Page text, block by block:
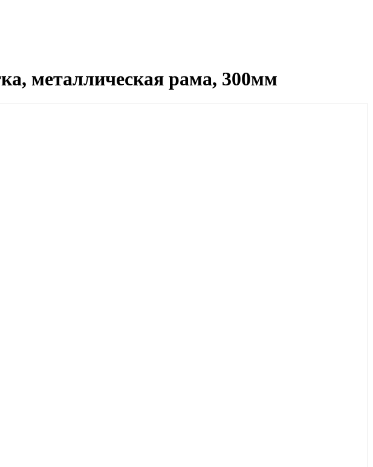
металлическая рама, 300мм